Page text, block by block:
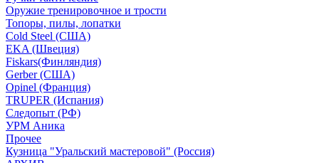
Оружие тренировочное и трости
Топоры, пилы, лопатки
Cold Steel (США)
EKA (Швеция)
Fiskars(Финляндия)
Gerber (США)
Opinel (Франция)
TRUPER (Испания)
Следопыт (РФ)
УРМ Аника
Прочее
Кузница "Уральский мастеровой" (Россия)